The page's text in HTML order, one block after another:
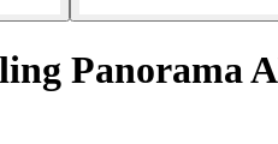
Panorama